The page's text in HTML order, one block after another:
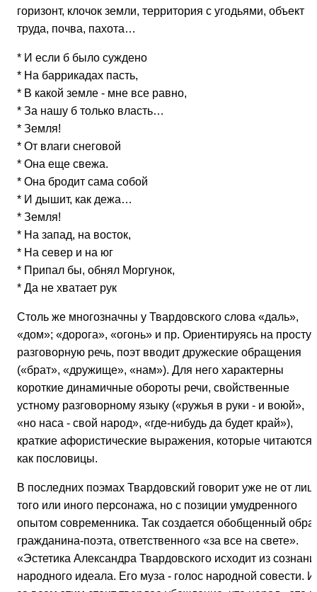
горизонт, клочок земли, территория с угодьями, объект
труда, почва, пахота…
* И если б было суждено
* На баррикадах пасть,
* В какой земле - мне все равно,
* За нашу б только власть…
* Земля!
* От влаги снеговой
* Она еще свежа.
* Она бродит сама собой
* И дышит, как дежа…
* Земля!
* На запад, на восток,
* На север и на юг
* Припал бы, обнял Моргунок,
* Да не хватает рук
Столь же многозначны у Твардовского слова «даль»,
«дом»; «дорога», «огонь» и пр. Ориентируясь на
разговорную речь, поэт вводит дружеские обращения
(«брат», «дружище», «нам»). Для него характерны
короткие динамичные обороты речи, свойственные
устному разговорному языку («ружья в руки - и воюй»,
«но наса - свой народ», «где-нибудь да будет край»),
краткие афористические выражения, которые читаются
как пословицы.
В последних поэмах Твардовский говорит уже не от
того или иного персонажа, но с позиции умудренного
опытом современника. Так создается обобщенный
гражданина-поэта, ответственного «за все на свете».
«Эстетика Александра Твардовского исходит из
народного идеала. Его муза - голос народной совести. И